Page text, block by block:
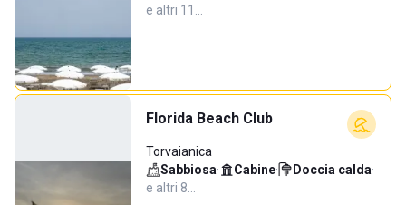
e altri 11…
Florida Beach Club
Torvaianica
Sabbiosa· Cabine· Doccia calda·
e altri 8…